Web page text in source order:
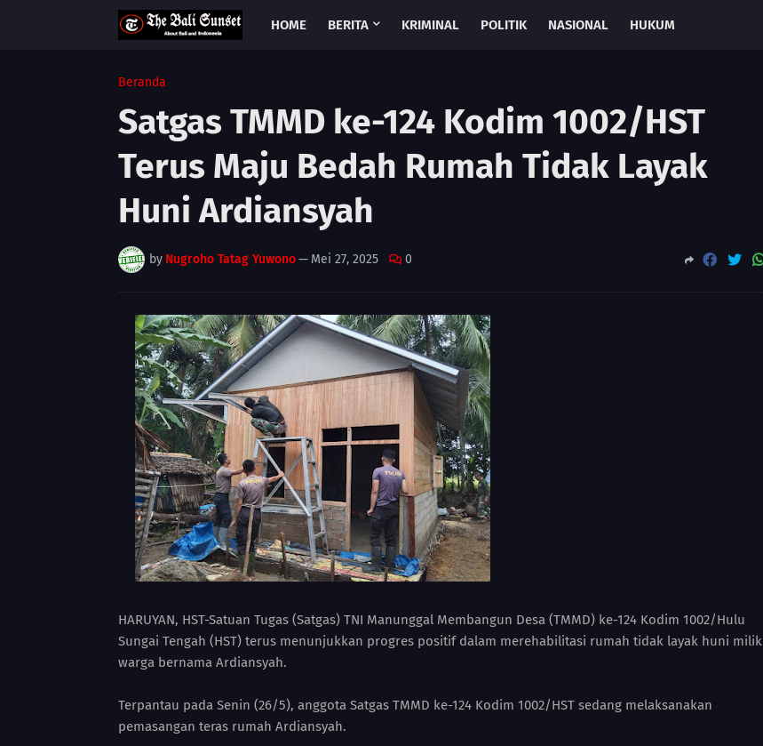
HOME BERITA KRIMINAL POLITIK NASIONAL HUKUM
Beranda
Satgas TMMD ke-124 Kodim 1002/HST
Terus Maju Bedah Rumah Tidak Layak
Huni Ardiansyah
by Nugroho Tatag Yuwono— Mei 27, 2025 0
HARUYAN, HST-Satuan Tugas (Satgas) TNI Manunggal Membangun Desa (TMMD) ke-124 Kodim 1002/Hulu
Sungai Tengah (HST) terus menunjukkan progres positif dalam merehabilitasi rumah tidak layak huni milik
warga bernama Ardiansyah.
Terpantau pada Senin (26/5), anggota Satgas TMMD ke-124 Kodim 1002/HST sedang melaksanakan
pemasangan teras rumah Ardiansyah.